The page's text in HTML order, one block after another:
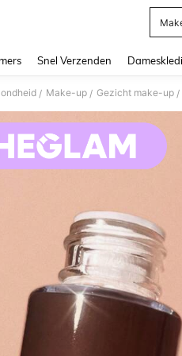
Snel Verzenden
/ Make-up / Gezicht make-up /